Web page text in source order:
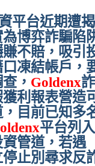
平台近期遭
博弈詐騙陷
不賠，吸引
凍結帳戶，
， Goldenx
利報表營造
目前已知多
平台列
管道，若遇
止別尋求反